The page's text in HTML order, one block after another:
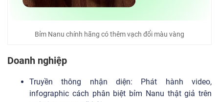
Bỉm Nanu chính hãng có thêm vạch đổi màu vàng
Doanh nghiệp
Truyền thông nhận diện: Phát hành video,
infographic cách phân biệt bỉm Nanu thật giả trên